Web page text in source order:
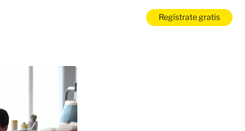
Regístrate gratis